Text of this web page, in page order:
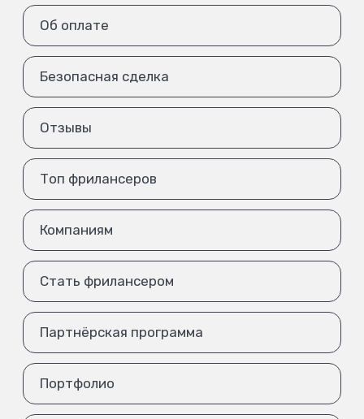
Об оплате
Безопасная сделка
Отзывы
Топ фрилансеров
Компаниям
Стать фрилансером
Партнёрская программа
Портфолио